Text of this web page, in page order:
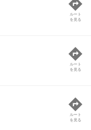
ルート
を見る
ルート
を見る
ルート
を見る